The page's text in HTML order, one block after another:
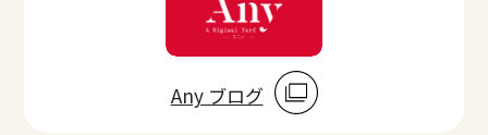
Any ブログ